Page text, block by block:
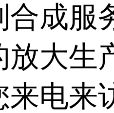
合成服
放大生
来电来